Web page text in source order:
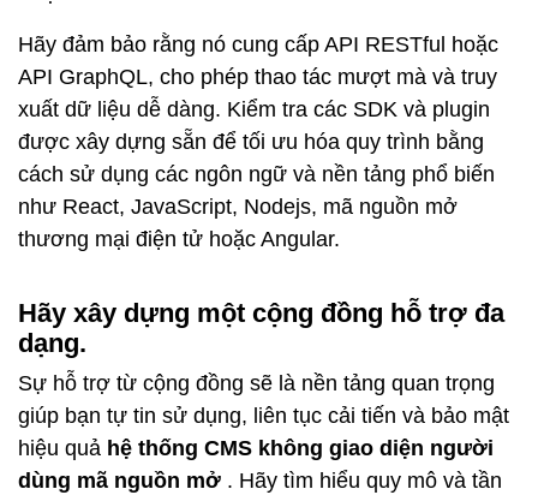
Hãy đảm bảo rằng nó cung cấp API RESTful hoặc
API GraphQL, cho phép thao tác mượt mà và truy
xuất dữ liệu dễ dàng. Kiểm tra các SDK và plugin
được xây dựng sẵn để tối ưu hóa quy trình bằng
cách sử dụng các ngôn ngữ và nền tảng phổ biến
như React, JavaScript, Nodejs, mã nguồn mở
thương mại điện tử hoặc Angular.
Hãy xây dựng một cộng đồng hỗ trợ đa
dạng.
Sự hỗ trợ từ cộng đồng sẽ là nền tảng quan trọng
giúp bạn tự tin sử dụng, liên tục cải tiến và bảo mật
hiệu quả hệ thống CMS không giao diện người
dùng mã nguồn mở . Hãy tìm hiểu quy mô và tần